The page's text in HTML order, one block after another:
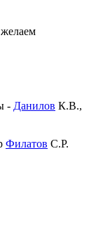
- Данилов К.В.,
Филатов С.Р.